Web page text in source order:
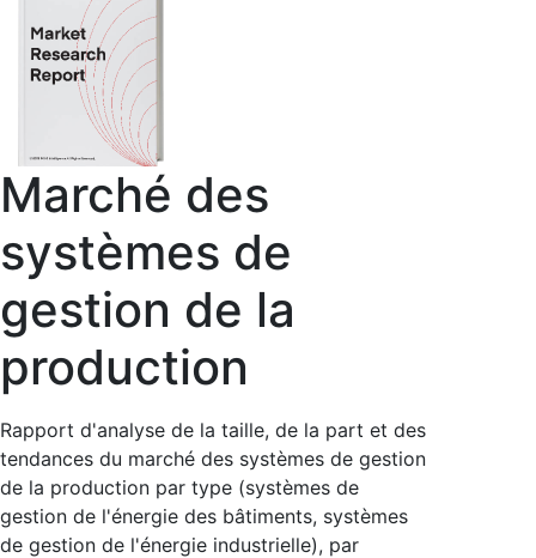
Marché des
systèmes de
gestion de la
production
Rapport d'analyse de la taille, de la part et des
tendances du marché des systèmes de gestion
de la production par type (systèmes de
gestion de l'énergie des bâtiments, systèmes
de gestion de l'énergie industrielle), par